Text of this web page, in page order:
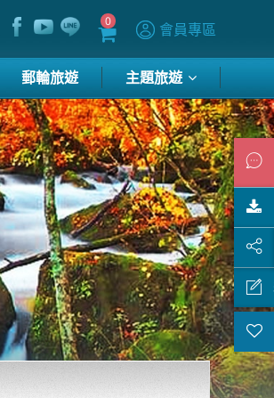
0 會員專區
郵輪旅遊 主題旅遊